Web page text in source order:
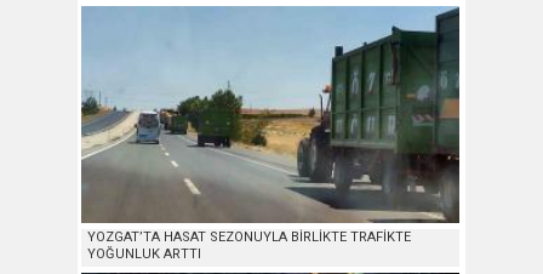
YOZGAT’TA HASAT SEZONUYLA BİRLİKTE TRAFİKTE
YOĞUNLUK ARTTI